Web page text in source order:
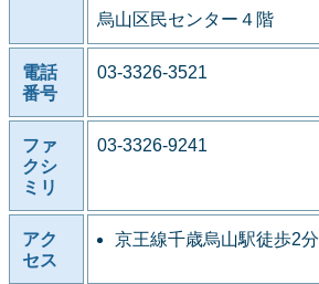
烏山区民センター４階
電話
番号
03-3326-3521
ファ
クシ
ミリ
03-3326-9241
アク
セス
京王線千歳烏山駅徒歩2分